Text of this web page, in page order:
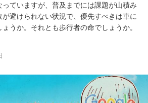
っていますが、普及までには課題が山積み
避けられない状況で、優先すべきは車に
うか。それとも歩行者の命でしょうか。